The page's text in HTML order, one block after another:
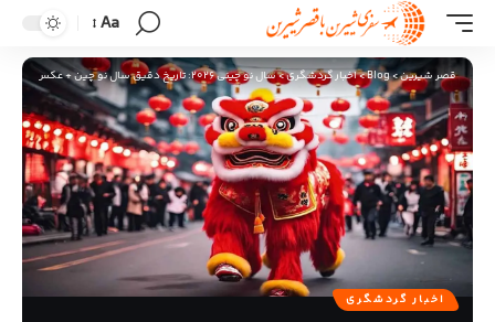
Aa
قصر شیرین>
Blog
>اخبار گردشگری>سال نو چینی 2026: تاریخ دقیق سال نو چین + عکس
اخبار گردشگری